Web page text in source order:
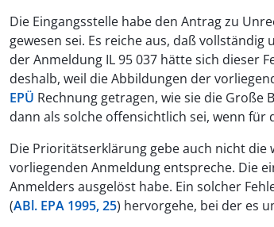
Die Eingangsstelle habe den Antrag zu
gewesen sei. Es reiche aus, daß
der Anmeldung IL 95 037 hätte sich dieser
deshalb, weil die Abbildungen der
EPÜ Rechnung getragen, wie sie die Große
dann als solche offensichtlich sei, wenn für
Die Prioritätserklärung gebe auch nicht
vorliegenden Anmeldung entspreche. Die
Anmelders ausgelöst habe. Ein solcher
(ABl. EPA 1995, 25) hervorgehe, bei der es